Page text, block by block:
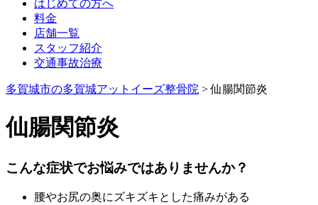
はじめての方へ
料金
店舗一覧
スタッフ紹介
交通事故治療
多賀城市の多賀城アットイーズ整骨院 >仙腸関節炎
仙腸関節炎
こんな症状でお悩みではありませんか？
腰やお尻の奥にズキズキとした痛みがある